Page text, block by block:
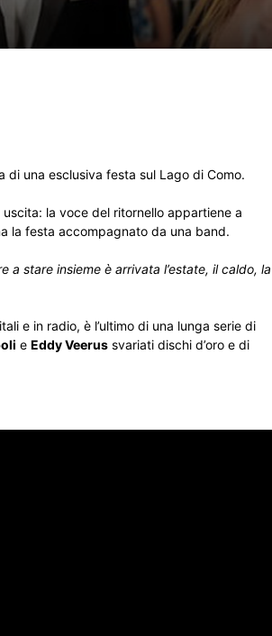
di una esclusiva festa sul Lago di Como.
la voce del ritornello appartiene a
la festa accompagnato da una band.
a stare insieme è arrivata l’estate, il caldo, la
e in radio, è l’ultimo di una lunga serie di
e Eddy Veerus svariati dischi d’oro e di